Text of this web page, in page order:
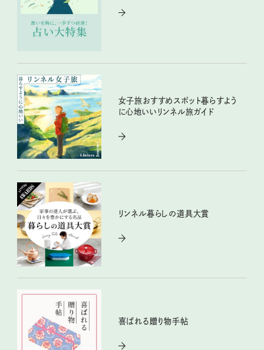
女子旅おすすめスポット暮らすよう
に心地いいリンネル旅ガイド
リンネル暮らしの道具大賞
喜ばれる贈り物手帖